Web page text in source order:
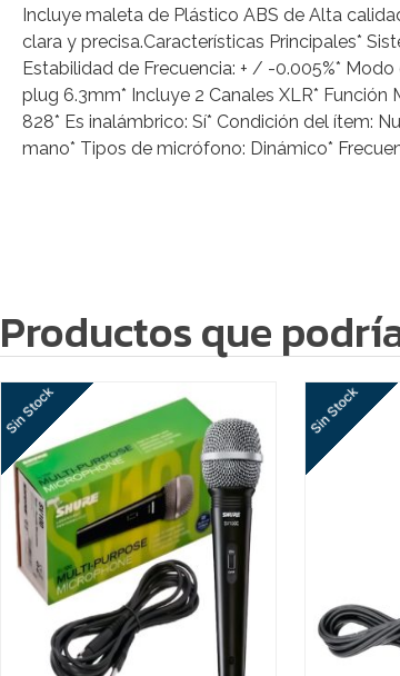
Incluye maleta de Plástico ABS de Alta
clara y precisa.Características Principales*
Estabilidad de Frecuencia: + / -0.005%*
plug 6.3mm* Incluye 2 Canales XLR*
828* Es inalámbrico: Sí* Condición del ítem:
mano* Tipos de micrófono: Dinámico*
Productos que
Sin Stock Sin Stock